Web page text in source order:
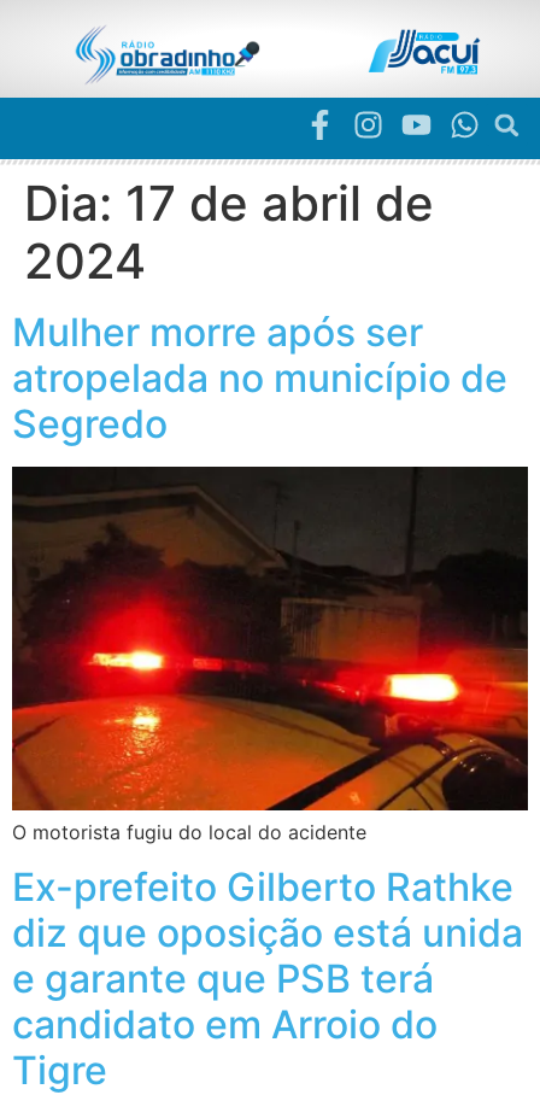
Dia: 17 de abril de
2024
Mulher morre após ser
atropelada no município de
Segredo
O motorista fugiu do local do acidente
Ex-prefeito Gilberto Rathke
diz que oposição está unida
e garante que PSB terá
candidato em Arroio do
Tigre